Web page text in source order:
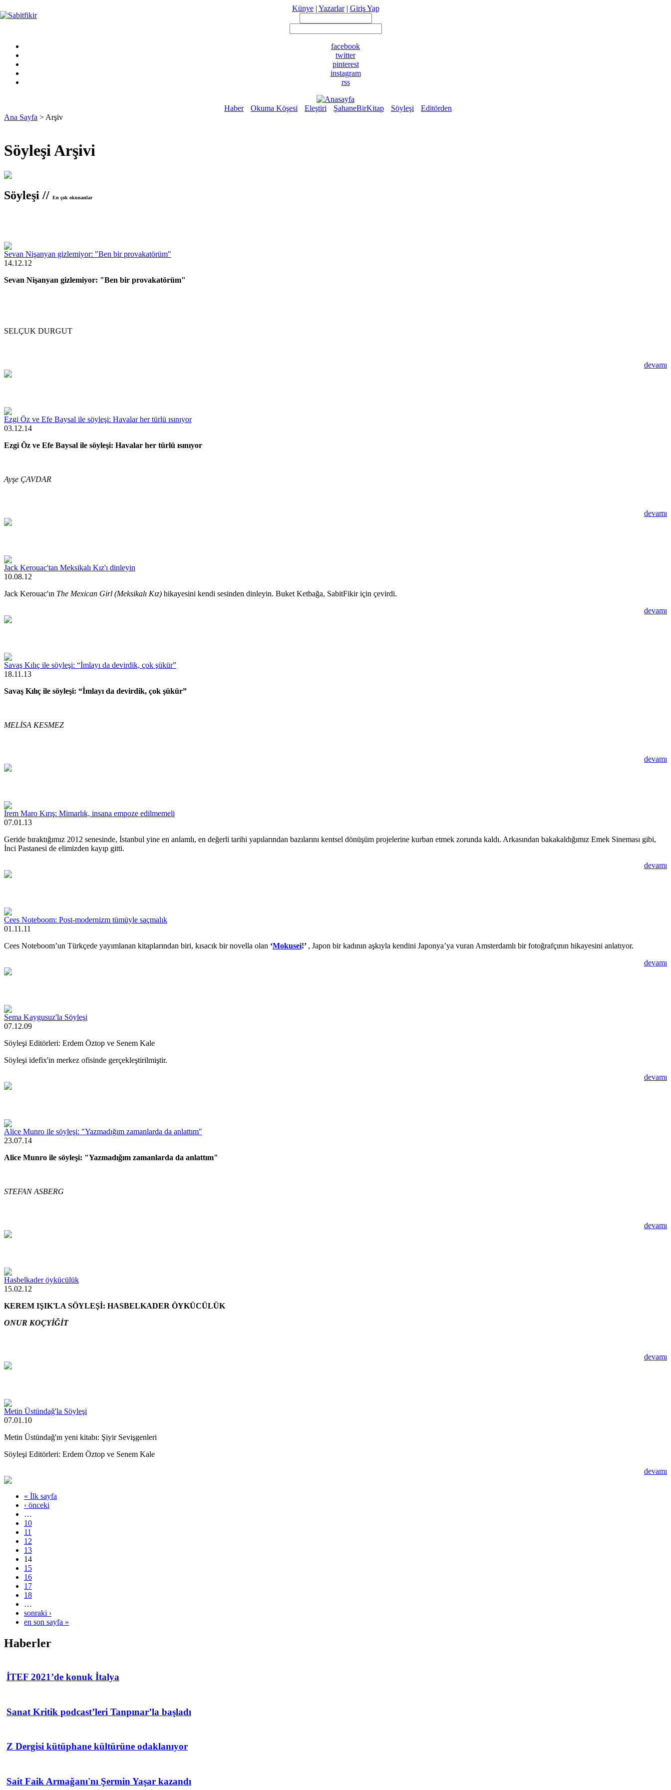
Künye| Yazarlar| Giriş Yap
facebook
twitter
pinterest
instagram
rss
Haber Okuma Köşesi Eleştiri ŞahaneBirKitap Söyleşi
Editörden
Ana Sayfa > Arşiv
Söyleşi Arşivi
Söyleşi // En çok okunanlar
Sevan Nişanyan gizlemiyor: "Ben bir provakatörüm"
14.12.12
Sevan Nişanyan gizlemiyor: "Ben bir provakatörüm"
SELÇUK DURGUT
devamı
Ezgi Öz ve Efe Baysal ile söyleşi: Havalar her türlü ısınıyor
03.12.14
Ezgi Öz ve Efe Baysal ile söyleşi: Havalar her türlü ısınıyor
Ayşe ÇAVDAR
devamı
Jack Kerouac'tan Meksikalı Kız'ı dinleyin
10.08.12
Jack Kerouac'ın The Mexican Girl (Meksikalı Kız) hikayesini kendi sesinden dinleyin. Buket Ketbağa, SabitFikir için çevirdi.
devamı
Savaş Kılıç ile söyleşi: “İmlayı da devirdik, çok şükür”
18.11.13
Savaş Kılıç ile söyleşi: “İmlayı da devirdik, çok şükür”
MELİSA KESMEZ
devamı
İrem Maro Kırış: Mimarlık, insana empoze edilmemeli
07.01.13
Geride bıraktığımız 2012 senesinde, İstanbul yine en anlamlı, en değerli tarihi yapılarından bazılarını kentsel dönüşüm projelerine kurban etmek zorunda kaldı. Arkasından bakakaldığımız Emek Sineması gibi,
İnci Pastanesi de elimizden kayıp gitti.
devamı
Cees Noteboom: Post-modernizm tümüyle saçmalık
01.11.11
Cees Noteboom’un Türkçede yayımlanan kitaplarından biri, kısacık bir novella olan ‘Mokusei!’ , Japon bir kadının aşkıyla kendini Japonya’ya vuran Amsterdamlı bir fotoğrafçının hikayesini anlatıyor.
devamı
Sema Kaygusuz'la Söyleşi
07.12.09
Söyleşi Editörleri: Erdem Öztop ve Senem Kale
Söyleşi idefix'in merkez ofisinde gerçekleştirilmiştir.
devamı
Alice Munro ile söyleşi: "Yazmadığım zamanlarda da anlattım"
23.07.14
Alice Munro ile söyleşi: "Yazmadığım zamanlarda da anlattım"
STEFAN ASBERG
devamı
Hasbelkader öykücülük
15.02.12
KEREM IŞIK'LA SÖYLEŞİ: HASBELKADER ÖYKÜCÜLÜK
ONUR KOÇYİĞİT
devamı
Metin Üstündağ'la Söyleşi
07.01.10
Metin Üstündağ'ın yeni kitabı: Şiyir Sevişgenleri
Söyleşi Editörleri: Erdem Öztop ve Senem Kale
devamı
« İlk sayfa
‹ önceki
…
10
11
12
13
14
15
16
17
18
…
sonraki ›
en son sayfa »
Haberler
İTEF 2021’de konuk İtalya
Sanat Kritik podcast’leri Tanpınar’la başladı
Z Dergisi kütüphane kültürüne odaklanıyor
Sait Faik Armağanı'nı Şermin Yaşar kazandı